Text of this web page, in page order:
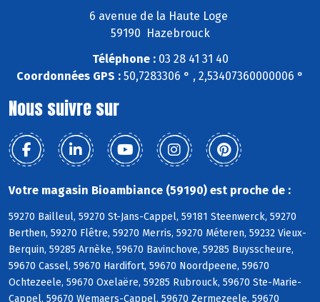
6 avenue de la Haute Loge
59190 Hazebrouck
Téléphone :03 28 41 31 40
Coordonnées GPS : 50,7283306 ° , 2,53407360000006 °
Nous suivre sur
Votre magasin Bioambiance (59190) est proche de :
59270 Bailleul, 59270 St-Jans-Cappel, 59181 Steenwerck, 59270
Berthen, 59270 Flêtre, 59270 Merris, 59270 Méteren, 59232 Vieux-
Berquin, 59285 Arnèke, 59670 Bavinchove, 59285 Buysscheure,
59670 Cassel, 59670 Hardifort, 59670 Noordpeene, 59670
Ochtezeele, 59670 Oxelaëre, 59285 Rubrouck, 59670 Ste-Marie-
Cappel, 59670 Wemaers-Cappel, 59670 Zermezeele, 59670